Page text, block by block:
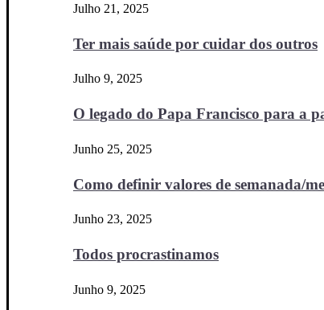
Julho 21, 2025
Ter mais saúde por cuidar dos outros
Julho 9, 2025
O legado do Papa Francisco para a
Junho 25, 2025
Como definir valores de semanada/
Junho 23, 2025
Todos procrastinamos
Junho 9, 2025